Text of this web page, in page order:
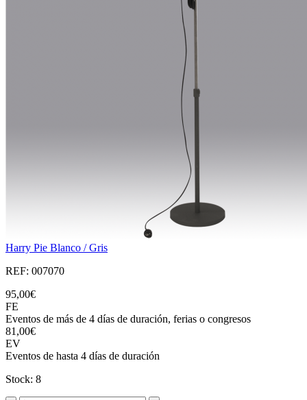
Harry Pie Blanco / Gris
REF: 007070
95,00€
FE
Eventos de más de 4 días de duración, ferias o congresos
81,00€
EV
Eventos de hasta 4 días de duración
Stock: 8